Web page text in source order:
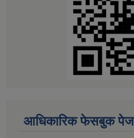
आधिकारिक फेसबुक पेज